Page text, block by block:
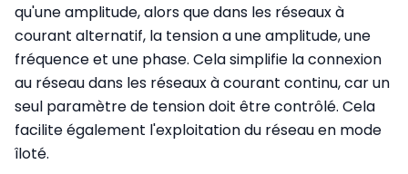
qu'une amplitude, alors que dans les réseaux à
courant alternatif, la tension a une amplitude, une
fréquence et une phase. Cela simplifie la connexion
au réseau dans les réseaux à courant continu, car un
seul paramètre de tension doit être contrôlé. Cela
facilite également l'exploitation du réseau en mode
îloté.